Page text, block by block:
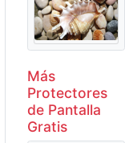
Más
Protectores
de Pantalla
Gratis